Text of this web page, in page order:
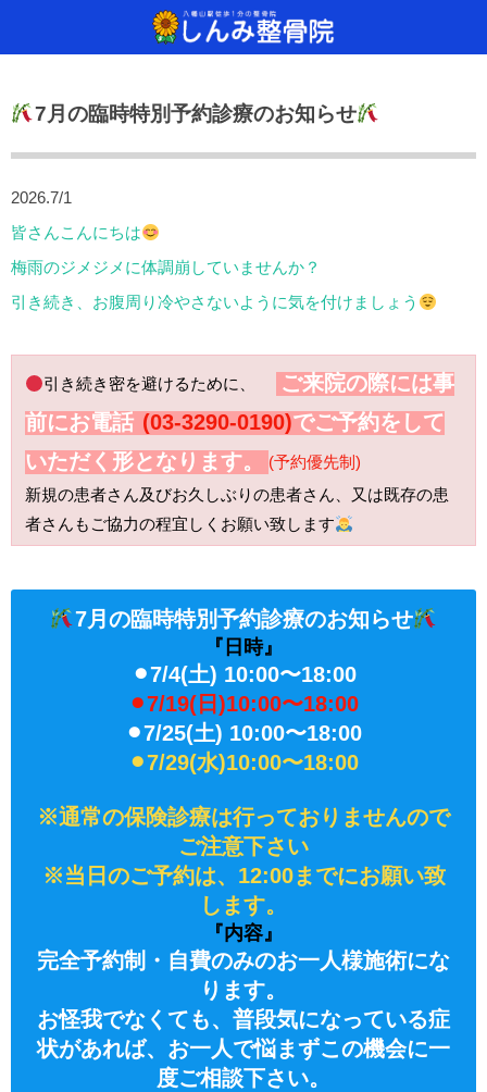
7月の臨時特別予約診療のお知らせ
2026.7/1
皆さんこんにちは
梅雨のジメジメに体調崩していませんか？
引き続き、お腹周り冷やさないように気を付けましょう
引き続き密を避けるために、
ご来院の際には事
前にお電話 (03-3290-0190)でご予約をして
いただく形となります。
(予約優先制)
新規の患者さん及びお久しぶりの患者さん、又は既存の患
者さんもご協力の程宜しくお願い致します
7月の臨時特別予約診療のお知らせ
『日時』
⚫︎7/4(土) 10:00〜18:00
⚫︎7/19(日)10:00〜18:00
⚫︎7/25(土) 10:00〜18:00
⚫︎7/29(水)10:00〜18:00
※通常の保険診療は行っておりませんので
ご注意下さい
※当日のご予約は、12:00までにお願い致
します。
『内容』
完全予約制・自費のみのお一人様施術にな
ります。
お怪我でなくても、普段気になっている症
状があれば、お一人で悩まずこの機会に一
度ご相談下さい。
しんみ整骨院へようこそ
ご来院から施術、その後の流れ
通常予約・自費診療について
どんな治療をするの？
手（痛気持ち